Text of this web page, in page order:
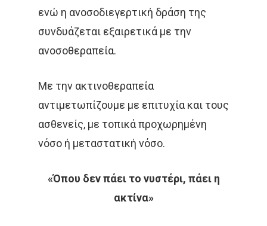
ενώ η ανοσοδιεγερτική δράση της
συνδυάζεται εξαιρετικά με την
ανοσοθεραπεία.
Με την ακτινοθεραπεία
αντιμετωπίζουμε με επιτυχία και τους
ασθενείς, με τοπικά προχωρημένη
νόσο ή μεταστατική νόσο.
«Όπου δεν πάει το νυστέρι, πάει η
ακτίνα»
Μαρτυρίες
Συνεργασίες Μέλη
Παθήσεις
Καλοήθη Νοσήματα
Τεχνικές
Επικαιρότητα
Νέα
Επικοινωνία